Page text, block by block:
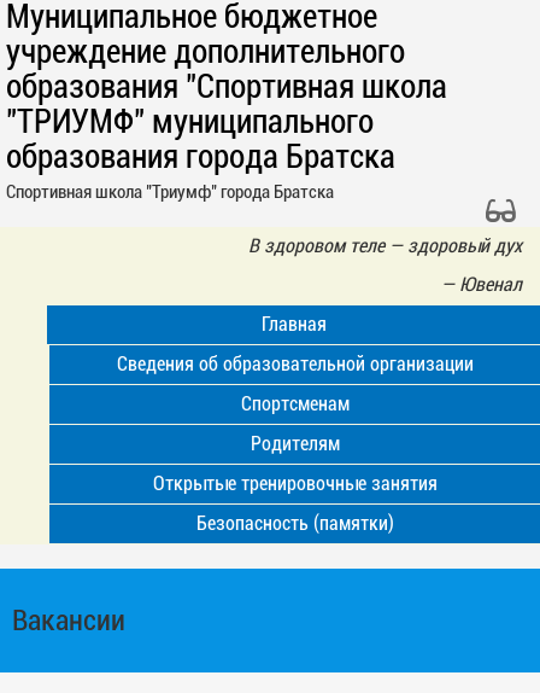
Муниципальное бюджетное
учреждение дополнительного
образования "Спортивная школа
"ТРИУМФ" муниципального
образования города Братска
Спортивная школа "Триумф" города Братска
В здоровом теле — здоровый дух
— Ювенал
Главная
Сведения об образовательной организации
Спортсменам
Родителям
Открытые тренировочные занятия
Безопасность (памятки)
Вакансии